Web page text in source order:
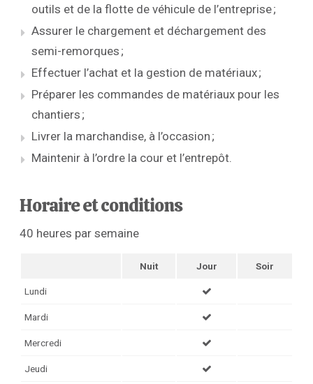
outils et de la flotte de véhicule de l’entreprise ;
Assurer le chargement et déchargement des
semi-remorques ;
Effectuer l’achat et la gestion de matériaux ;
Préparer les commandes de matériaux pour les
chantiers ;
Livrer la marchandise, à l’occasion ;
Maintenir à l’ordre la cour et l’entrepôt.
Horaire et conditions
40 heures par semaine
Nuit Jour Soir
Lundi
Mardi
Mercredi
Jeudi